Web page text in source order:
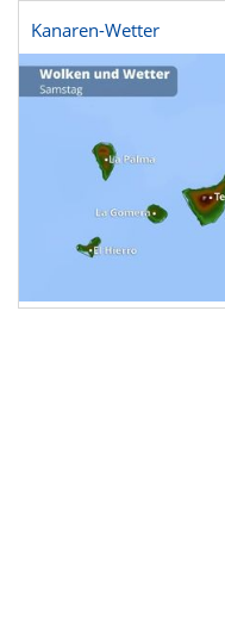
Kanaren-Wetter